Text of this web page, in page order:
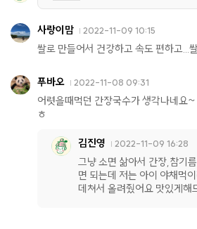
사랑이맘 2022-11-09 10:15
쌀로 만들어서 건강하고 속도 편하고...
푸바오 2022-11-08 09:31
어렷을때먹던 간장국수가 생각나네요
ㅎ
김진영 2022-11-09 16:28
그냥 소면 삶아서 간장,참기
면 되는데 저는 아이 야채먹
데쳐서 올려줬어요 맛있게해